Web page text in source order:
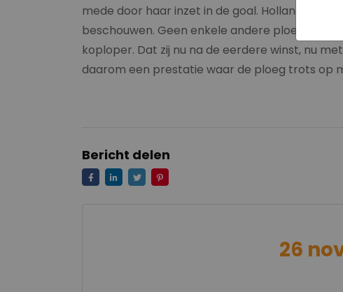
mede door haar inzet in de goal.
beschouwen. Geen enkele andere ploeg wist
koploper. Dat zij nu na de eerdere winst, nu
daarom een prestatie waar de ploeg trots op
Bericht delen
26